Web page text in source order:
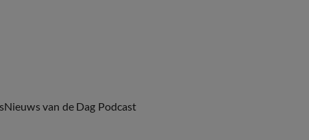
Nieuws van de Dag Podcast